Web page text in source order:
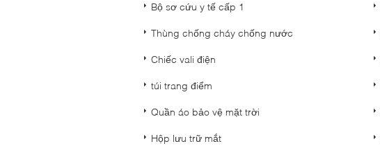
Bộ sơ cứu y tế cấp 1
Thùng chống cháy chống nước
Chiếc vali điện
túi trang điểm
Quần áo bảo vệ mặt trời
Hộp lưu trữ mắt